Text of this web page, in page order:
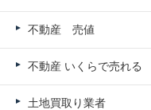
不動産 売値
不動産 いくらで売れる
土地買取り業者